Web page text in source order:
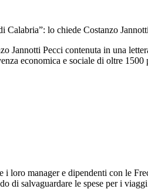
lo chiede Costanzo
Jannotti Pecci contenuta in una
economica e sociale di oltre
loro manager e dipendenti con le
salvaguardare le spese per i